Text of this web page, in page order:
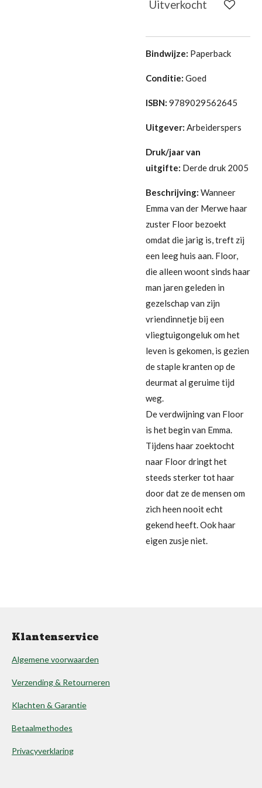
Uitverkocht
Bindwijze: Paperback
Conditie: Goed
ISBN: 9789029562645
Uitgever: Arbeiderspers
Druk/jaar van
uitgifte: Derde druk 2005
Beschrijving: Wanneer
Emma van der Merwe haar
zuster Floor bezoekt
omdat die jarig is, treft zij
een leeg huis aan. Floor,
die alleen woont sinds haar
man jaren geleden in
gezelschap van zijn
vriendinnetje bij een
vliegtuigongeluk om het
leven is gekomen, is gezien
de staple kranten op de
deurmat al geruime tijd
weg.
De verdwijning van Floor
is het begin van Emma.
Tijdens haar zoektocht
naar Floor dringt het
steeds sterker tot haar
door dat ze de mensen om
zich heen nooit echt
gekend heeft. Ook haar
eigen zusje niet.
Klantenservice
Algemene voorwaarden
Verzending & Retourneren
Klachten & Garantie
Betaalmethodes
Privacyverklaring